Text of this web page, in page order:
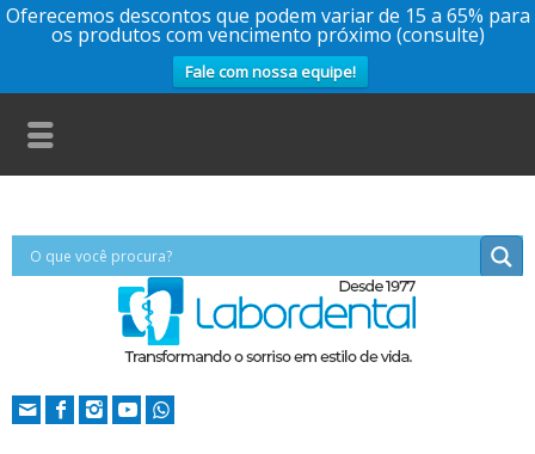
Oferecemos descontos que podem variar de 15 a 65% para
os produtos com vencimento próximo (consulte)
Fale com nossa equipe!